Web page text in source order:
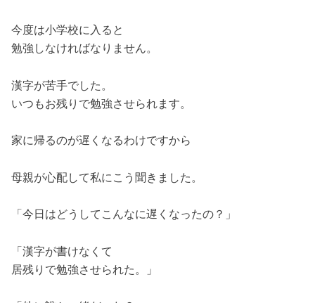
今度は小学校に入ると
勉強しなければなりません。
漢字が苦手でした。
いつもお残りで勉強させられます。
家に帰るのが遅くなるわけですから
母親が心配して私にこう聞きました。
「今日はどうしてこんなに遅くなったの？」
「漢字が書けなくて
居残りで勉強させられた。」